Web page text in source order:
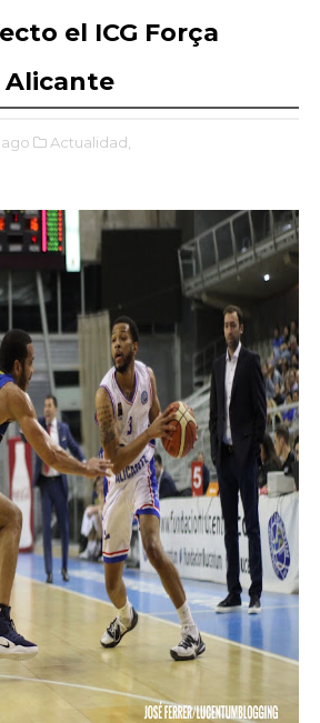
el ICG Força
Alicante
Actualidad,